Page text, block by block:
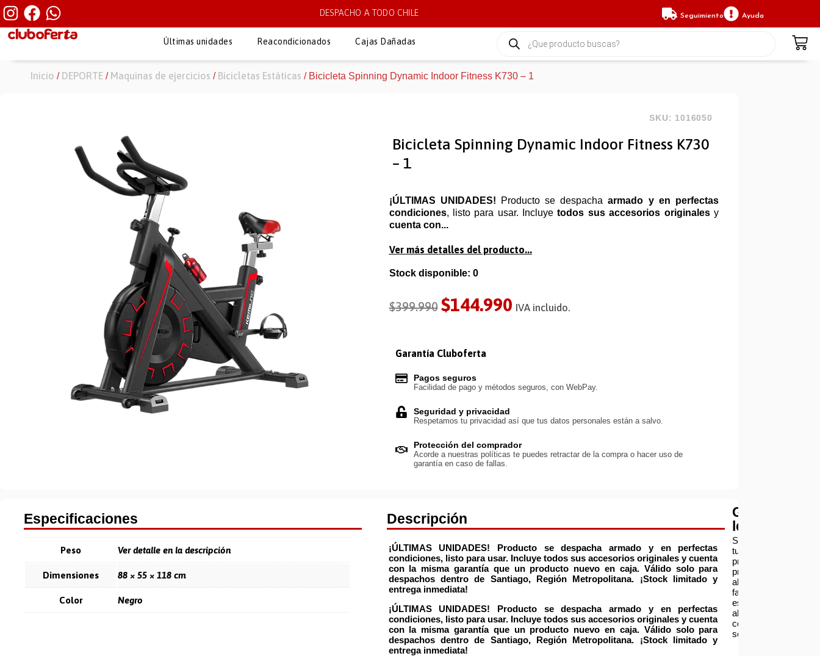
DESPACHO A TODO CHILE Seguimiento Ayuda
Últimas unidades Reacondicionados Cajas Dañadas
Inicio / DEPORTE / Maquinas de ejercicios / Bicicletas Estáticas / Bicicleta Spinning Dynamic Indoor Fitness K730 – 1
SKU: 1016050
Bicicleta Spinning Dynamic Indoor Fitness K730
– 1
¡ÚLTIMAS UNIDADES! Producto se despachaarmado y en perfectas
condiciones, listo para usar. Incluyetodos sus accesorios originalesy
cuenta con...
Ver más detalles del producto...
Stock disponible: 0
$399.990 $144.990 IVA incluido.
Garantía Cluboferta
Pagos seguros
Facilidad de pago y métodos seguros, con WebPay.
Seguridad y privacidad
Respetamos tu privacidad así que tus datos personales están a salvo.
Protección del comprador
Acorde a nuestras políticas te puedes retractar de la compra o hacer uso de
garantía en caso de fallas.
Especificaciones
Peso Ver detalle en la descripción
Dimensiones 88 × 55 × 118 cm
Color Negro
Descripción
¡ÚLTIMAS UNIDADES! Producto se despachaarmado y en perfectas
condiciones, listo para usar. Incluye todos sus accesorios originales ycuenta
con la misma garantía que un producto nuevo en caja. Válido solo para
despachos dentro de Santiago, Región Metropolitana. ¡Stock limitado y
entrega inmediata!
¡ÚLTIMAS UNIDADES! Producto se despachaarmado y en perfectas
condiciones, listo para usar. Incluye todos sus accesorios originales ycuenta
con la misma garantía que un producto nuevo en caja. Válido solo para
despachos dentro de Santiago, Región Metropolitana. ¡Stock limitado y
entrega inmediata!
Garantía
legal
Si
tu
producto
presenta
alguna
falla
escríbenos
al
correo